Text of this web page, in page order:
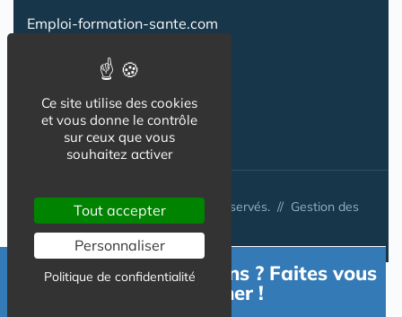
Emploi-formation-sante.com
Co-Living & Co-Working
© Australis 2026 - Tous droits réservés. // Gestion des
cookies
Besoin d'informations ? Faites vous
accompagner !
Ce site utilise des cookies
et vous donne le contrôle
sur ceux que vous
souhaitez activer
Tout accepter
Personnaliser
Politique de confidentialité